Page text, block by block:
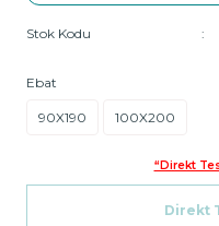
Stok Kodu
Ebat
90X190 100X200
“Direkt
Direkt